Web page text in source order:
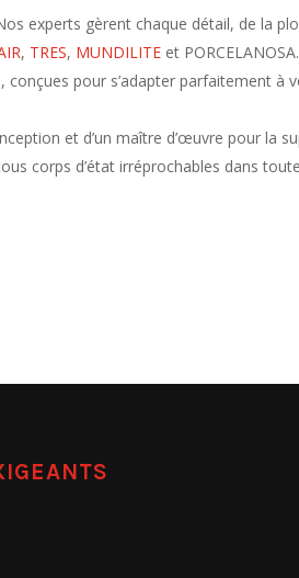
experts gèrent chaque détail, de la
, TRES, MUNDILITE et PORCELANOSA.
, conçues pour s’adapter parfaitement à
et d’unmaître d’œuvre pour la
corps d’état irréprochables dans